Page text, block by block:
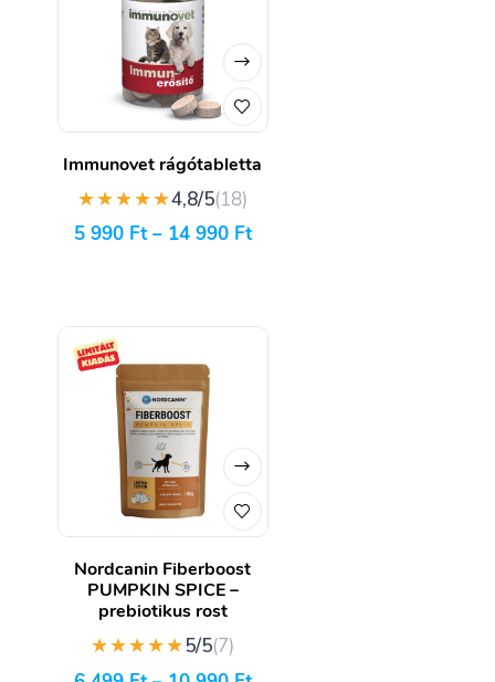
Immunovet rágótabletta
★★★★★4,8/5(18)
5 990 Ft– 14 990 Ft
Nordcanin Fiberboost
PUMPKIN SPICE –
prebiotikus rost
★★★★★5/5(7)